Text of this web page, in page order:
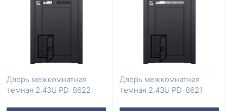
Дверь межкомнатная
темная 2.43U PD-8622
Дверь межкомнатная
темная 2.43U PD-8621